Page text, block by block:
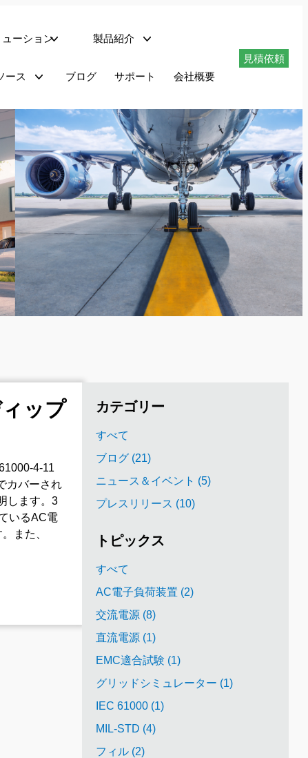
ューション 製品紹介
ース ブログ サポート 会社概要
見積依頼
カテゴリー
すべて
ブログ (21)
ニュース＆イベント (5)
プレスリリース (10)
トピックス
すべて
AC電子負荷装置 (2)
交流電源 (8)
直流電源 (1)
EMC適合試験 (1)
グリッドシミュレーター (1)
IEC 61000 (1)
MIL-STD (4)
フィル (2)
ップ
4-11
カバーされ
します。3
いるAC電
また、